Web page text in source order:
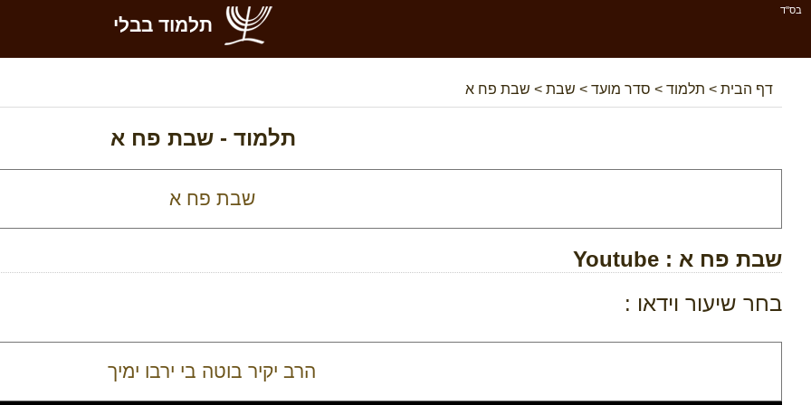
בס''ד
תלמוד בבלי
דף הבית > תלמוד > סדר מועד > שבת > שבת פח א
תלמוד -שבת פח א
שבת פח א : Youtube
בחר שיעור וידאו :